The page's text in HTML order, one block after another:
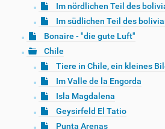
Im nördlichen Teil des
Im südlichen Teil des
Bonaire - "die gute Luft"
Chile
Tiere in Chile, ein kleines
Im Valle de la Engorda
Isla Magdalena
Geysirfeld El Tatio
Punta Arenas